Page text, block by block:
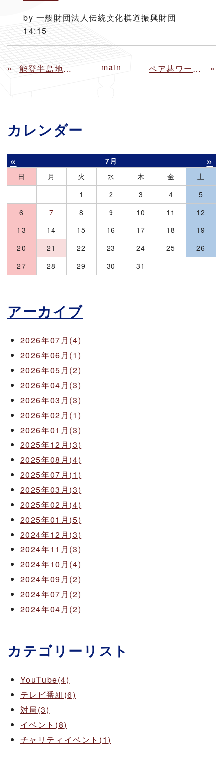
by 一般財団法人伝統文化棋道振興財団
14:15
« 能登半島地震チャリティ指導碁会 main ペア碁ワールドフェスティバル2025 HP掲載 »
カレンダー
« 7月 »
日 月 火 水 木 金
土
1
2 3 4
5
6
7 8 9 10 11
12
13
14 15 16 17 18
19
20
21 22 23 24 25
26
27
28 29 30 31
アーカイブ
2026年07月(4)
2026年06月(1)
2026年05月(2)
2026年04月(3)
2026年03月(3)
2026年02月(1)
2026年01月(3)
2025年12月(3)
2025年08月(4)
2025年07月(1)
2025年03月(3)
2025年02月(4)
2025年01月(5)
2024年12月(3)
2024年11月(3)
2024年10月(4)
2024年09月(2)
2024年07月(2)
2024年04月(2)
カテゴリーリスト
YouTube(4)
テレビ番組(6)
対局(3)
イベント(8)
チャリティイベント(1)